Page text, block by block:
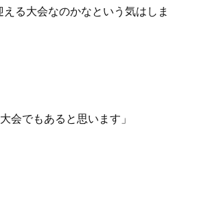
る大会なのかなという気はしま
会でもあると思います」